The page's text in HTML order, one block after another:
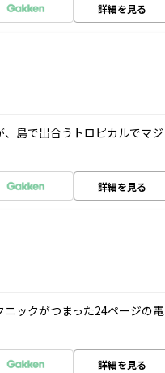
詳細を見る
島で出合うトロピカルでマジ
詳細を見る
ックがつまった24ページの電
詳細を見る